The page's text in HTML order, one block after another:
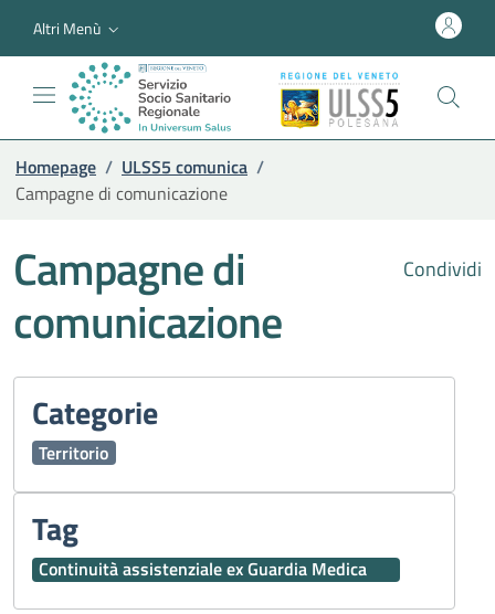
Altri Menù
Homepage / ULSS5 comunica /
Campagne di comunicazione
Condividi
Campagne di
comunicazione
Categorie
Territorio
Tag
Continuità assistenziale ex Guardia Medica